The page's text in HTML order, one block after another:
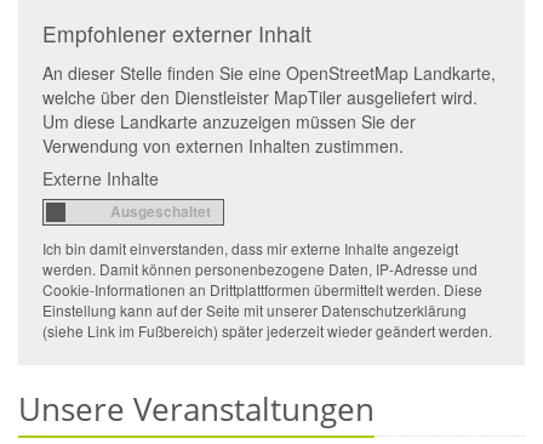
Empfohlener externer Inhalt
An dieser Stelle finden Sie eine OpenStreetMap Landkarte,
welche über den Dienstleister MapTiler ausgeliefert wird.
Um diese Landkarte anzuzeigen müssen Sie der
Verwendung von externen Inhalten zustimmen.
Externe Inhalte
Ich bin damit einverstanden, dass mir externe Inhalte angezeigt
werden. Damit können personenbezogene Daten, IP-Adresse und
Cookie-Informationen an Drittplattformen übermittelt werden. Diese
Einstellung kann auf der Seite mit unserer Datenschutzerklärung
(siehe Link im Fußbereich) später jederzeit wieder geändert werden.
Unsere Veranstaltungen